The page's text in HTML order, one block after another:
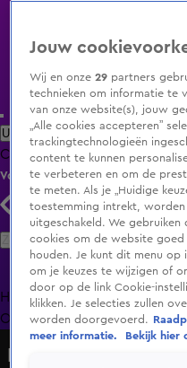
Uitzending Gemist Populaire
ClipsFilmsRadioSmart TV
Volg KIJK
Zoeken
HomeUitzending Gemist
OranjezomerLivestreams
Jouw
Wij en onze29 partners
technieken om informatie te
van onze website(s), jouw
„Alle cookies accepteren”
trackingtechnologieën
content te kunnen
te verbeteren en om de
te meten. Als je „Huidige
toestemming intrekt,
uitgeschakeld. We gebruiken
cookies om de website
houden. Je kunt dit menu
om je keuzes te wijzigen of
door op de link Cookie-
klikken. Je selecties zullen
worden doorgevoerd.
meer informatie.
Bekijk hier